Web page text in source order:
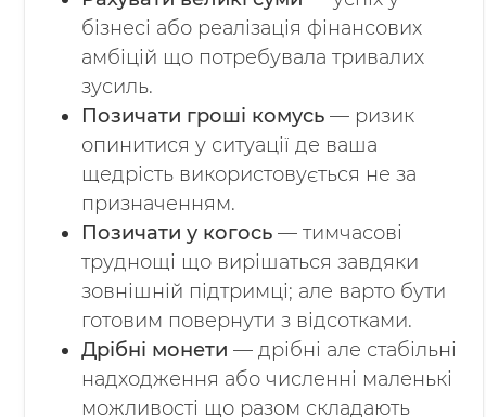
бізнесі або реалізація фінансових
амбіцій що потребувала тривалих
зусиль.
Позичати гроші комусь — ризик
опинитися у ситуації де ваша
щедрість використовується не за
призначенням.
Позичати у когось — тимчасові
труднощі що вирішаться завдяки
зовнішній підтримці; але варто бути
готовим повернути з відсотками.
Дрібні монети — дрібні але стабільні
надходження або численні маленькі
можливості що разом складають